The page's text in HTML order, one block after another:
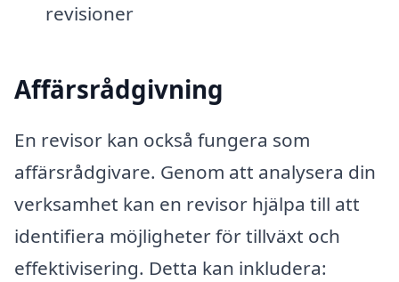
revisioner
Affärsrådgivning
En revisor kan också fungera som
affärsrådgivare. Genom att analysera din
verksamhet kan en revisor hjälpa till att
identifiera möjligheter för tillväxt och
effektivisering. Detta kan inkludera: